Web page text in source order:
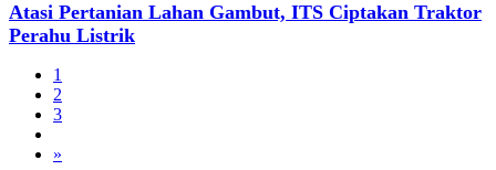
Atasi Pertanian Lahan Gambut, ITS Ciptakan Traktor
Perahu Listrik
1
2
3
»